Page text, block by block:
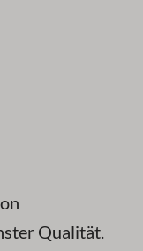
Qualität.